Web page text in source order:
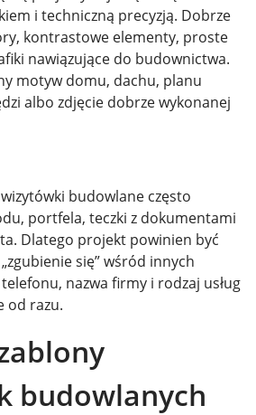
i techniczną precyzją. Dobrze
kontrastowe elementy, proste
nawiązujące do budownictwa.
motyw domu, dachu, planu
albo zdjęcie dobrze wykonanej
budowlane często
portfela, teczki z dokumentami
Dlatego projekt powinien być
się” wśród innych
nazwa firmy i rodzaj usług
od razu.
budowlanych